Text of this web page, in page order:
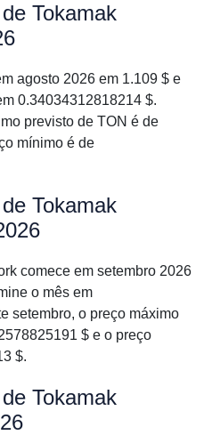
Tokamak
agosto 2026 em 1.109 $ e
0.34034312818214 $.
previsto de TON é de
mínimo é de
Tokamak
comece em setembro 2026
o mês em
setembro, o preço máximo
$ e o preço
$.
Tokamak